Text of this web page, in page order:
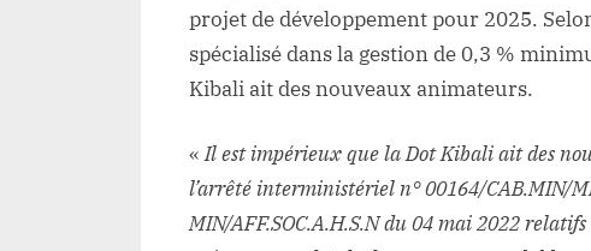
projet de développement pour 2025.
spécialisé dans la gestion de 0,3 %
Kibali ait des nouveaux animateurs.
«Il est impérieux que la Dot Kibali ait des
l’arrêté interministériel n° 00164/CAB.MIN/
MIN/AFF.SOC.A.H.S.N du 04 mai 2022